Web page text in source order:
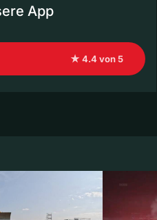
App
★ 4.4 von 5